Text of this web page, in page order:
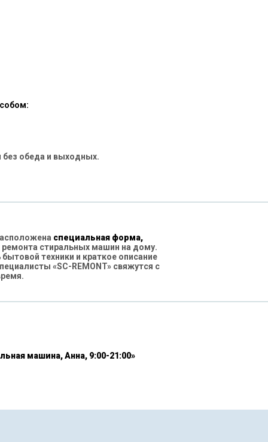
без обеда и выходных.
специальная форма,
стиральных машин на дому.
техники и краткое описание
«SC-REMONT» свяжутся с
машина, Анна, 9:00-21:00»